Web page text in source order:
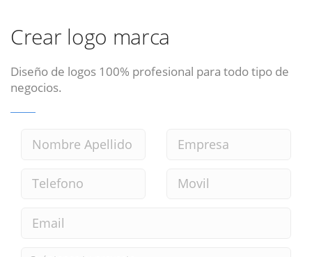
Crear logo marca
Diseño de logos 100% profesional para todo tipo de
negocios.